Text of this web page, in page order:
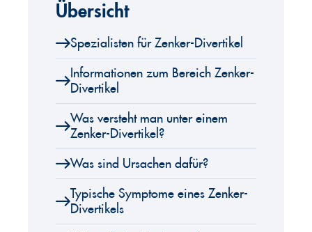
Übersicht
Spezialisten für Zenker-Divertikel
Informationen zum Bereich Zenker-
Divertikel
Was versteht man unter einem
Zenker-Divertikel?
Was sind Ursachen dafür?
Typische Symptome eines Zenker-
Divertikels